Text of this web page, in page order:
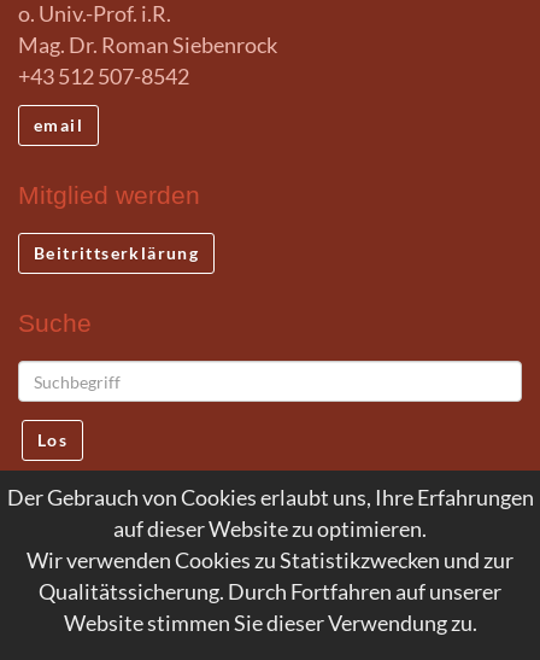
Der Gebrauch von Cookies erlaubt uns, Ihre Erfahrungen
auf dieser Website zu optimieren.
Wir verwenden Cookies zu Statistikzwecken und zur
Qualitätssicherung. Durch Fortfahren auf unserer
Website stimmen Sie dieser Verwendung zu.
o. Univ.-Prof. i.R.
Mag. Dr. Roman Siebenrock
+43 512 507-8542
email
Mitglied werden
Beitrittserklärung
Suche
Los
© 2026 Internationale Deutsche Newman
Gesellschaft e. V.
Service